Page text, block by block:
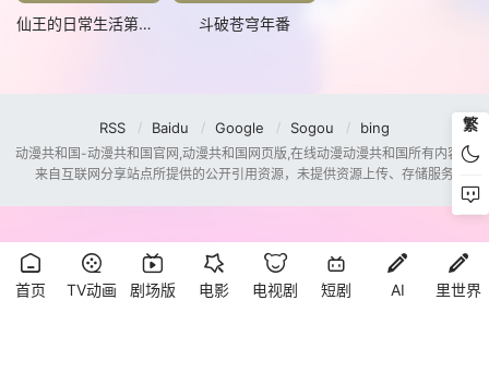
仙王的日常生活第五季 斗破苍穹年番
繁
RSS Baidu Google Sogou bing
动漫共和国-动漫共和国官网,动漫共和国网页版,在线动漫动漫共和国所有内容均
来自互联网分享站点所提供的公开引用资源，未提供资源上传、存储服务
首页 TV动画 剧场版 电影 电视剧 短剧 AI 里世界